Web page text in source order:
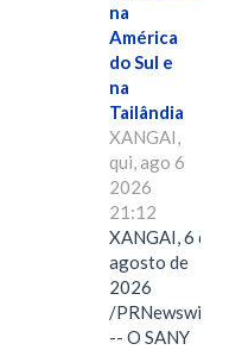
na
América
do Sul e
na
Tailândia
XANGAI,
qui, ago 6
2026
21:12
XANGAI, 6 de
agosto de
2026
/PRNewswire/
-- O SANY